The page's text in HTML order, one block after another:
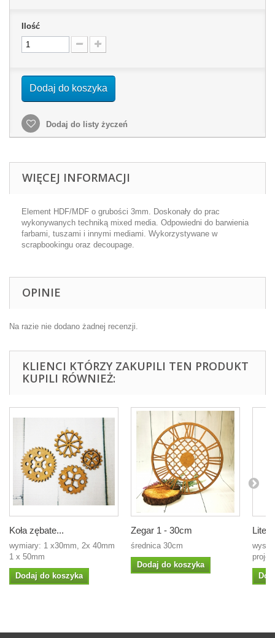
Ilość
Dodaj do koszyka
Dodaj do listy życzeń
WIĘCEJ INFORMACJI
Element HDF/MDF o grubości 3mm. Doskonały do prac
wykonywanych techniką mixed media. Odpowiedni do barwienia
farbami, tuszami i innymi mediami. Wykorzystywane w
scrapbookingu oraz decoupage.
OPINIE
Na razie nie dodano żadnej recenzji.
KLIENCI KTÓRZY ZAKUPILI TEN PRODUKT
KUPILI RÓWNIEŻ:
Koła zębate...
wymiary: 1 x30mm, 2x 40mm
1 x 50mm
Dodaj do koszyka
Zegar 1 - 30cm
średnica 30cm
Dodaj do koszyka